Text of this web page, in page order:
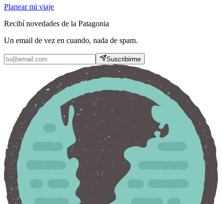
Planear mi viaje
Recibí novedades de la Patagonia
Un email de vez en cuando, nada de spam.
Suscribirme